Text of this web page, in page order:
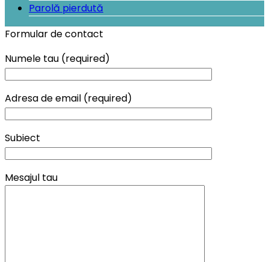
Parolă pierdută
Formular de contact
Numele tau (required)
Adresa de email (required)
Subiect
Mesajul tau